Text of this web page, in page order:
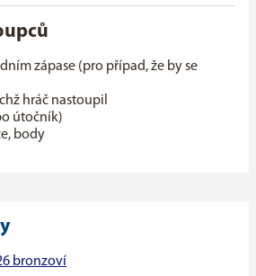
zápase (pro případ, že by se
hráč nastoupil
útočník)
body
bronzoví